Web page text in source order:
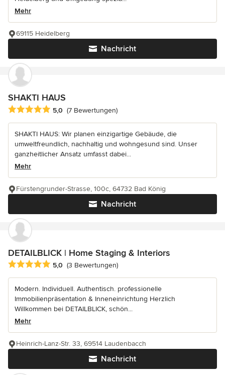
Mehr
Nachricht
69115 Heidelberg
SHAKTI HAUS
Durchschnittliche Bewertung: 5 von 5 Sternen
5,0 (7 Bewertungen)
SHAKTI HAUS: Wir planen einzigartige Gebäude, die
umweltfreundlich, nachhaltig und wohngesund sind. Unser
ganzheitlicher Ansatz umfasst dabei...
Mehr
Nachricht
Fürstengrunder-Strasse, 100c, 64732 Bad König
DETAILBLICK | Home Staging & Interiors
Durchschnittliche Bewertung: 5 von 5 Sternen
5,0 (3 Bewertungen)
Modern. Individuell. Authentisch. professionelle
Immobilienpräsentation & Inneneinrichtung Herzlich
Willkommen bei DETAILBLICK, schön...
Mehr
Nachricht
Heinrich-Lanz-Str. 33, 69514 Laudenbacch